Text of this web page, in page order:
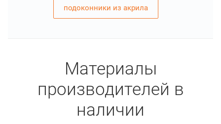
подоконники из акрила
Материалы
производителей в
наличии